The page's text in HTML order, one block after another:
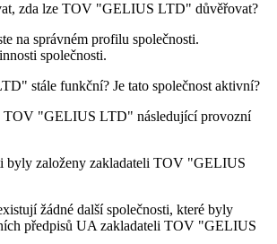
zda lze TOV "GELIUS LTD" důvěřovat?
na správném profilu společnosti.
společnosti.
stále funkční? Je tato společnost aktivní?
TOV "GELIUS LTD" následující provozní
byly založeny zakladateli TOV "GELIUS
žádné další společnosti, které byly
předpisů UA zakladateli TOV "GELIUS